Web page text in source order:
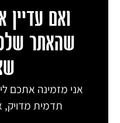
ואם עדיין
שהאתר
אני מזמינה אתכם
תדמית מדויק,